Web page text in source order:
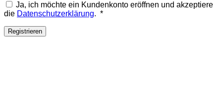
Ja, ich möchte ein Kundenkonto eröffnen und akzeptiere
die Datenschutzerklärung. *Erforderlich
Registrieren